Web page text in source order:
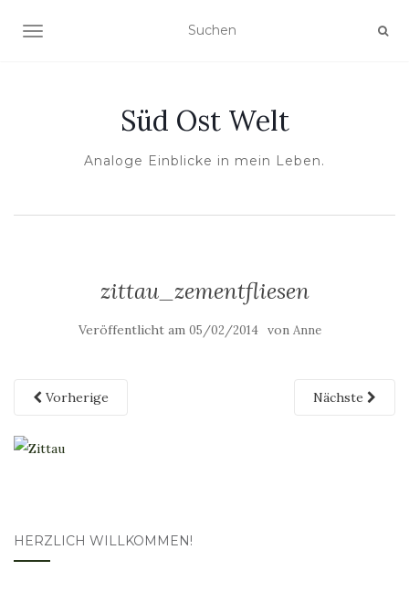
NAVIGATION UMSCHALTEN
Süd Ost Welt
Analoge Einblicke in mein Leben.
zittau_zementfliesen
Veröffentlicht am 05/02/2014 von Anne
Vorherige Nächste
HERZLICH WILLKOMMEN!